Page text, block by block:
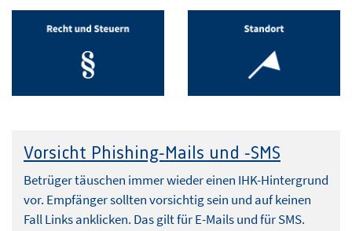
Vorsicht Phishing-Mails und -SMS
Betrüger täuschen immer wieder einen IHK-Hintergrund
vor. Empfänger sollten vorsichtig sein und auf keinen
Fall Links anklicken. Das gilt für E-Mails und für SMS.